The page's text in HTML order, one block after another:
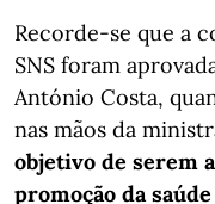
Recorde-se que a
SNS foram
António Costa,
nas mãos da
objetivo de serem
promoção da